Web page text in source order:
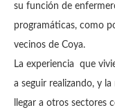
su función de
programáticas, como
vecinos de Coya.
La experiencia que
a seguir realizando, y
llegar a otros sectores